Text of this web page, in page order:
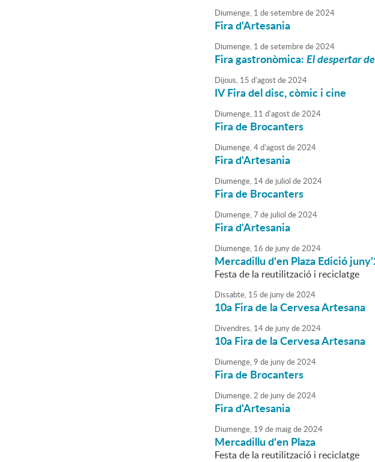
Diumenge, 1 desetembrede2024
Fira d'Artesania
Diumenge, 1 desetembrede2024
Fira gastronòmica:El despertar
Dijous, 15 d'agostde2024
IV Fira del disc, còmic i cine
Diumenge, 11 d'agostde2024
Fira de Brocanters
Diumenge,4d'agostde2024
Fira d'Artesania
Diumenge, 14de juliol de2024
Fira de Brocanters
Diumenge,7 de juliol de2024
Fira d'Artesania
Diumenge, 16 de junyde2024
Mercadillu d'en Plaza Edició
Festa de la reutilització i reciclatge
Dissabte, 15 de junyde2024
10a Fira de la Cervesa Artesana
Divendres, 14de junyde2024
10a Fira de la Cervesa Artesana
Diumenge,9 de junyde2024
Fira de Brocanters
Diumenge,2 de junyde2024
Fira d'Artesania
Diumenge, 19 de maigde2024
Mercadillu d'en Plaza
Festa de la reutilització i reciclatge